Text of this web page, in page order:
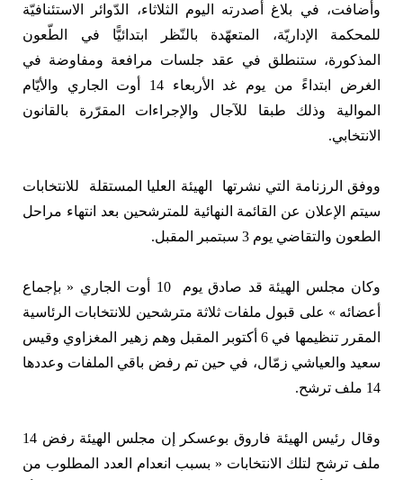
وأضافت، في بلاغ أصدرته اليوم الثلاثاء، الدّوائر الاستئنافيّة
للمحكمة الإداريّة، المتعهّدة بالنّظر ابتدائيًّا في الطّعون
المذكورة، ستنطلق في عقد جلسات مرافعة ومفاوضة في
الغرض ابتداءً من يوم غد الأربعاء 14 أوت الجاري والأيّام
الموالية وذلك طبقا للآجال والإجراءات المقرّرة بالقانون
الانتخابي.
ووفق الرزنامة التي نشرتها الهيئة العليا المستقلة للانتخابات
سيتم الإعلان عن القائمة النهائية للمترشحين بعد انتهاء مراحل
الطعون والتقاضي يوم 3 سبتمبر المقبل.
وكان مجلس الهيئة قد صادق يوم 10 أوت الجاري « بإجماع
أعضائه » على قبول ملفات ثلاثة مترشحين للانتخابات الرئاسية
المقرر تنظيمها في 6 أكتوبر المقبل وهم زهير المغزاوي وقيس
سعيد والعياشي زمّال، في حين تم رفض باقي الملفات وعددها
14 ملف ترشح.
وقال رئيس الهيئة فاروق بوعسكر إن مجلس الهيئة رفض 14
ملف ترشح لتلك الانتخابات « بسبب انعدام العدد المطلوب من